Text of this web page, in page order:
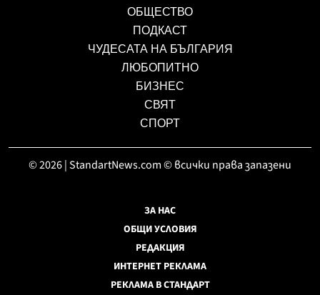
ОБЩЕСТВО
ПОДКАСТ
ЧУДЕСАТА НА БЪЛГАРИЯ
ЛЮБОПИТНО
БИЗНЕС
СВЯТ
СПОРТ
© 2026 | StandartNews.com © всички права запазени
ЗА НАС
ОБЩИ УСЛОВИЯ
РЕДАКЦИЯ
ИНТЕРНЕТ РЕКЛАМА
РЕКЛАМА В СТАНДАРТ